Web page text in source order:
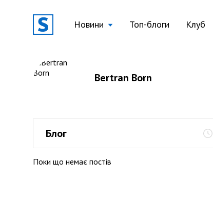
Новини Топ-блоги Клуб
Bertran Born
Блог
Поки що немає постів